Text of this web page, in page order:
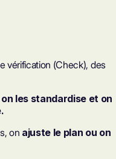
vérification (Check), des
on les standardise et on
on ajuste le plan ou on